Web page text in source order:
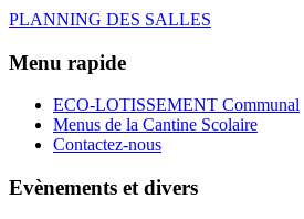
PLANNING DES SALLES
Menu rapide
ECO-LOTISSEMENT Communal
Menus de la Cantine Scolaire
Contactez-nous
Evènements et divers